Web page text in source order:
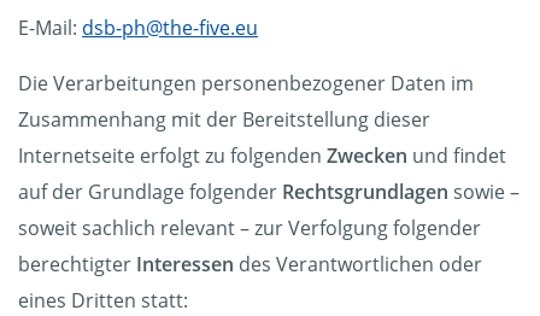
E-Mail: dsb-ph@the-five.eu
Die Verarbeitungen personenbezogener Daten im
Zusammenhang mit der Bereitstellung dieser
Internetseite erfolgt zu folgenden Zwecken und findet
auf der Grundlage folgender Rechtsgrundlagen sowie –
soweit sachlich relevant – zur Verfolgung folgender
berechtigter Interessen des Verantwortlichen oder
eines Dritten statt: